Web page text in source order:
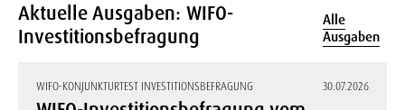
Aktuelle Ausgaben: WIFO-
Investitionsbefragung
Alle
Ausgaben
WIFO-KONJUNKTURTEST INVESTITIONSBEFRAGUNG 30.07.2026